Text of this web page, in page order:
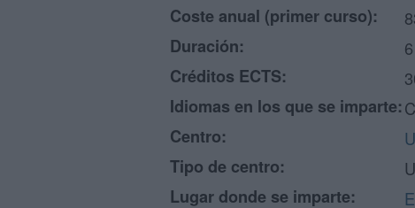
Coste anual (primer curso):
Duración:
Créditos ECTS:
Idiomas en los que se imparte:
Centro:
Tipo de centro:
Lugar donde se imparte: